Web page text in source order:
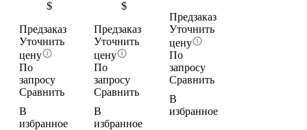
$
Предзаказ
Уточнить
цену
По
запросу
Сравнить
В
избранное
$
Предзаказ
Уточнить
цену
По
запросу
Сравнить
В
избранное
Предзаказ
Уточнить
цену
По
запросу
Сравнить
В
избранное